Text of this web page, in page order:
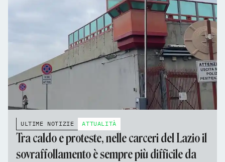
ULTIME NOTIZIE ATTUALITÀ
Tra caldo e proteste, nelle carceri del Lazio il
sovraffollamento è sempre più difficile da